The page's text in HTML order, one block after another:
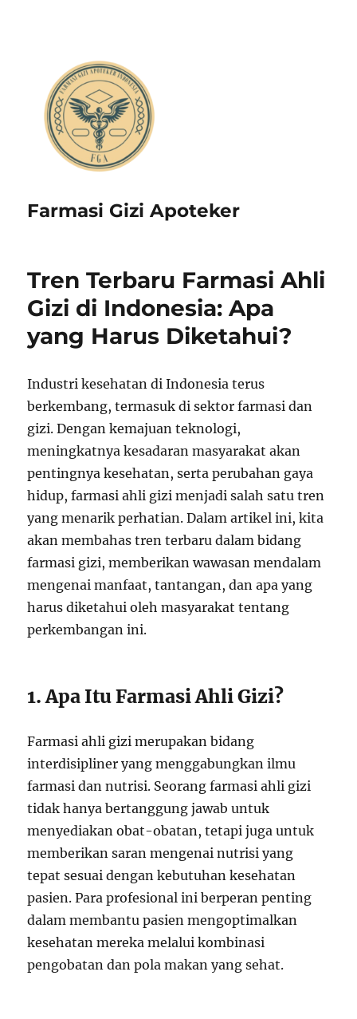
Farmasi Gizi Apoteker
Tren Terbaru Farmasi Ahli
Gizi di Indonesia: Apa
yang Harus Diketahui?
Industri kesehatan di Indonesia terus
berkembang, termasuk di sektor farmasi dan
gizi. Dengan kemajuan teknologi,
meningkatnya kesadaran masyarakat akan
pentingnya kesehatan, serta perubahan gaya
hidup, farmasi ahli gizi menjadi salah satu tren
yang menarik perhatian. Dalam artikel ini, kita
akan membahas tren terbaru dalam bidang
farmasi gizi, memberikan wawasan mendalam
mengenai manfaat, tantangan, dan apa yang
harus diketahui oleh masyarakat tentang
perkembangan ini.
1. Apa Itu Farmasi Ahli Gizi?
Farmasi ahli gizi merupakan bidang
interdisipliner yang menggabungkan ilmu
farmasi dan nutrisi. Seorang farmasi ahli gizi
tidak hanya bertanggung jawab untuk
menyediakan obat-obatan, tetapi juga untuk
memberikan saran mengenai nutrisi yang
tepat sesuai dengan kebutuhan kesehatan
pasien. Para profesional ini berperan penting
dalam membantu pasien mengoptimalkan
kesehatan mereka melalui kombinasi
pengobatan dan pola makan yang sehat.